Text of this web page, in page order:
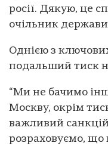
росії. Дякую, це
очільник
Однією з
подальший тиск
“Ми не бачимо
Москву, окрім
важливий
розраховуємо, що